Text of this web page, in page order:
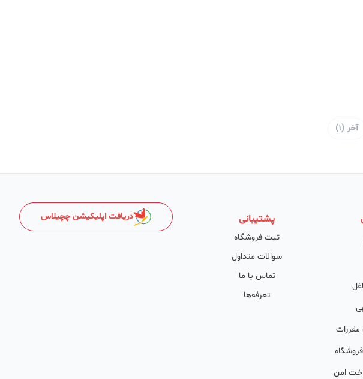
آخر (1)
مقررات
امن
پشتیبانی
ثبت فروشگاه
سوالات متداول
تماس با ما
تعرفه‌ها
دریافت اپلیکیشن چچیلاس